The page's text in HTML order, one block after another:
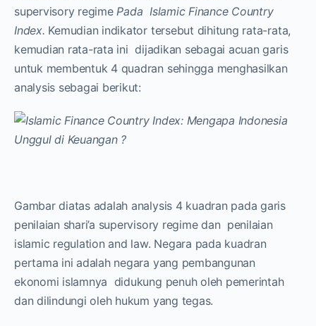
supervisory regimePada Islamic Finance Country
Index. Kemudian indikator tersebut dihitung rata-rata,
kemudian rata-rata ini dijadikan sebagai acuan garis
untuk membentuk 4 quadran sehingga menghasilkan
analysis sebagai berikut:
Gambar diatas adalah analysis 4 kuadran pada garis
penilaian shari’a supervisory regime dan penilaian
islamic regulation and law. Negara pada kuadran
pertama ini adalah negara yang pembangunan
ekonomi islamnya didukung penuh oleh pemerintah
dan dilindungi oleh hukum yang tegas.